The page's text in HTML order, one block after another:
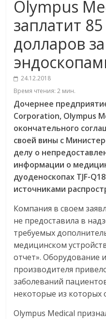
Olympus
заплатит
долларов
24.12.2018
Время чтения:2 мин.
Дочернее
Corporation, Olympus
окончательного
своей вины с
делу о
информации о
дуоденоскопах TJF-
источниками
Компания в своем
не предоставила в
требуемых
медицинском
отчет». Оборудование
производителя
заболеваний
некоторые из которых
Olympus Medical